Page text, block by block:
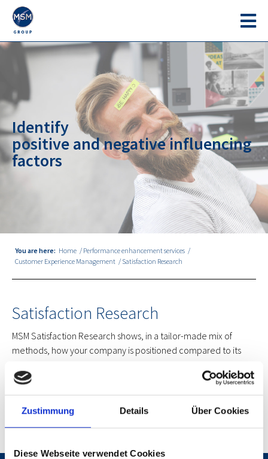
Zustimmung Details Über Cookies
Diese Webseite verwendet Cookies
Identify
positive and negative influencing
factors
You are here: Home
Performance enhancement services
Customer Experience Management
Satisfaction Research
Satisfaction Research
MSM Satisfaction Research shows, in a tailor-made mix of
methods, how your company is positioned compared to its
negative influencing factors of customer loyalty and
investigates causes of customer losses. We would be happy to
work with you to develop a catalogue of measures to optimize